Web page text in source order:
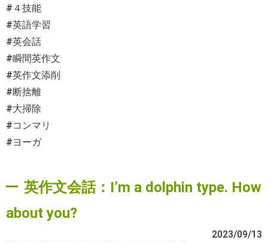
#４技能
#英語学習
#英会話
#瞬間英作文
#英作文添削
#断捨離
#大掃除
#コンマリ
#ヨーガ
英作文会話：I’m a dolphin type. How
about you?
2023/09/13